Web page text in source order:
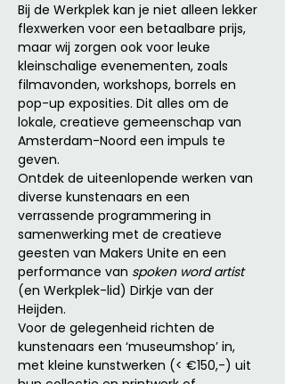
Bij de Werkplek kan je niet alleen lekker
flexwerken voor een betaalbare prijs,
maar wij zorgen ook voor leuke
kleinschalige evenementen, zoals
filmavonden, workshops, borrels en
pop-up exposities. Dit alles om de
lokale, creatieve gemeenschap van
Amsterdam-Noord een impuls te
geven.
Ontdek de uiteenlopende werken van
diverse kunstenaars en een
verrassende programmering in
samenwerking met de creatieve
geesten van Makers Unite en een
performance van spoken word artist
(en Werkplek-lid) Dirkje van der
Heijden.
Voor de gelegenheid richten de
kunstenaars een ‘museumshop’ in,
met kleine kunstwerken (< €150,-) uit